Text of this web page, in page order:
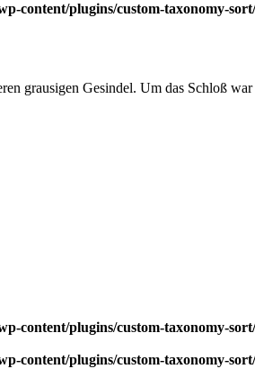
content/plugins/custom-taxonomy-
grausigen Gesindel. Um das Schloß
content/plugins/custom-taxonomy-
content/plugins/custom-taxonomy-